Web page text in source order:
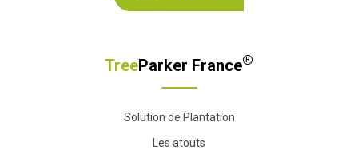
TreeParker France®
Solution de Plantation
Les atouts